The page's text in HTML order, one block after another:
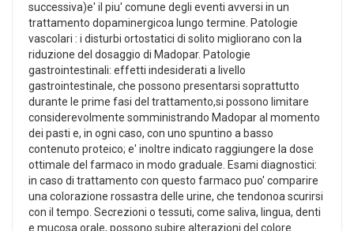
successiva)e' il piu' comune degli eventi avversi in un
trattamento dopaminergicoa lungo termine. Patologie
vascolari : i disturbi ortostatici di solito migliorano con la
riduzione del dosaggio di Madopar. Patologie
gastrointestinali: effetti indesiderati a livello
gastrointestinale, che possono presentarsi soprattutto
durante le prime fasi del trattamento,si possono limitare
considerevolmente somministrando Madopar al momento
dei pasti e, in ogni caso, con uno spuntino a basso
contenuto proteico; e' inoltre indicato raggiungere la dose
ottimale del farmaco in modo graduale. Esami diagnostici:
in caso di trattamento con questo farmaco puo' comparire
una colorazione rossastra delle urine, che tendonoa scurirsi
con il tempo. Secrezioni o tessuti, come saliva, lingua, denti
e mucosa orale, possono subire alterazioni del colore.